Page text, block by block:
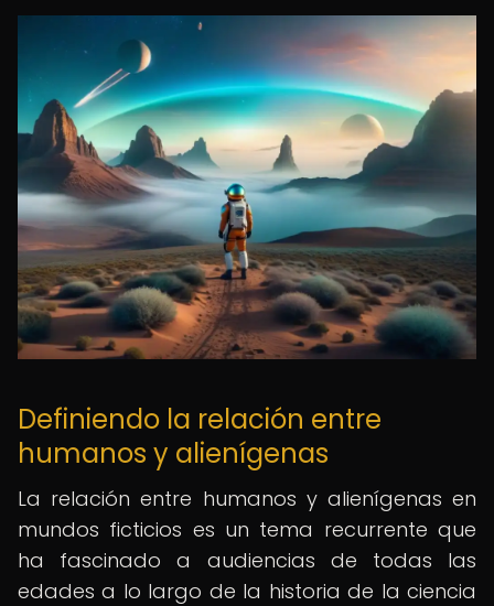
Definiendo la relación entre
humanos y alienígenas
La relación entre humanos y alienígenas en
mundos ficticios es un tema recurrente que
ha fascinado a audiencias de todas las
edades a lo largo de la historia de la ciencia